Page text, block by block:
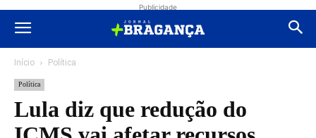
Publicidade
Início Política
Política
Lula diz que redução do